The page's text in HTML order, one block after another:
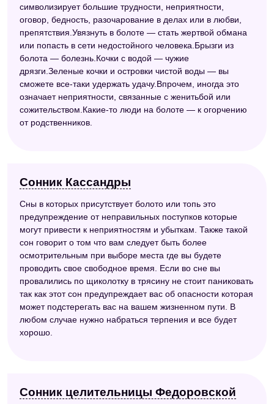
символизирует большие трудности, неприятности,
оговор, бедность, разочарование в делах или в любви,
препятствия.Увязнуть в болоте — стать жертвой обмана
или попасть в сети недостойного человека.Брызги из
болота — болезнь.Кочки с водой — чужие
дрязги.Зеленые кочки и островки чистой воды — вы
сможете все-таки удержать удачу.Впрочем, иногда это
означает неприятности, связанные с женитьбой или
сожительством.Какие-то люди на болоте — к огорчению
от родственников.
Сонник Кассандры
Сны в которых присутствует болото или топь это
предупреждение от неправильных поступков которые
могут привести к неприятностям и убыткам. Также такой
сон говорит о том что вам следует быть более
осмотрительным при выборе места где вы будете
проводить свое свободное время. Если во сне вы
провалились по щиколотку в трясину не стоит паниковать
так как этот сон предупреждает вас об опасности которая
может подстерегать вас на вашем жизненном пути. В
любом случае нужно набраться терпения и все будет
хорошо.
Сонник целительницы Федоровской